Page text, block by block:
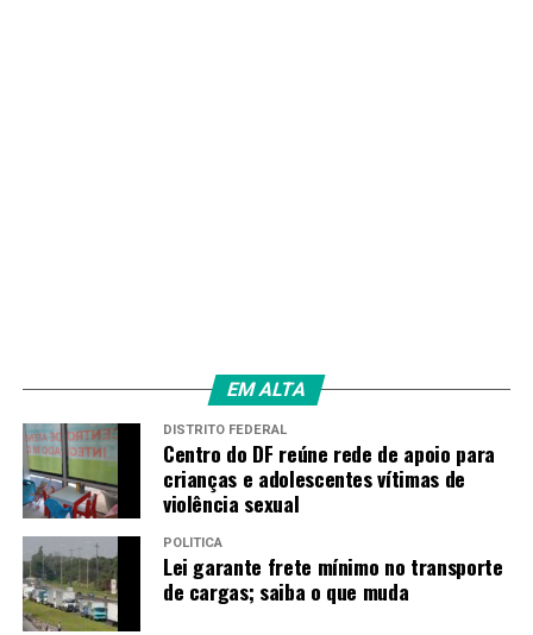
EM ALTA
DISTRITO FEDERAL
Centro do DF reúne rede de apoio para
crianças e adolescentes vítimas de
violência sexual
POLÍTICA
Lei garante frete mínimo no transporte
de cargas; saiba o que muda